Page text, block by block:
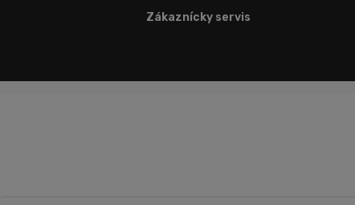
Zákaznícky servis